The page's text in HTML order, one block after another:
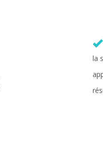
la